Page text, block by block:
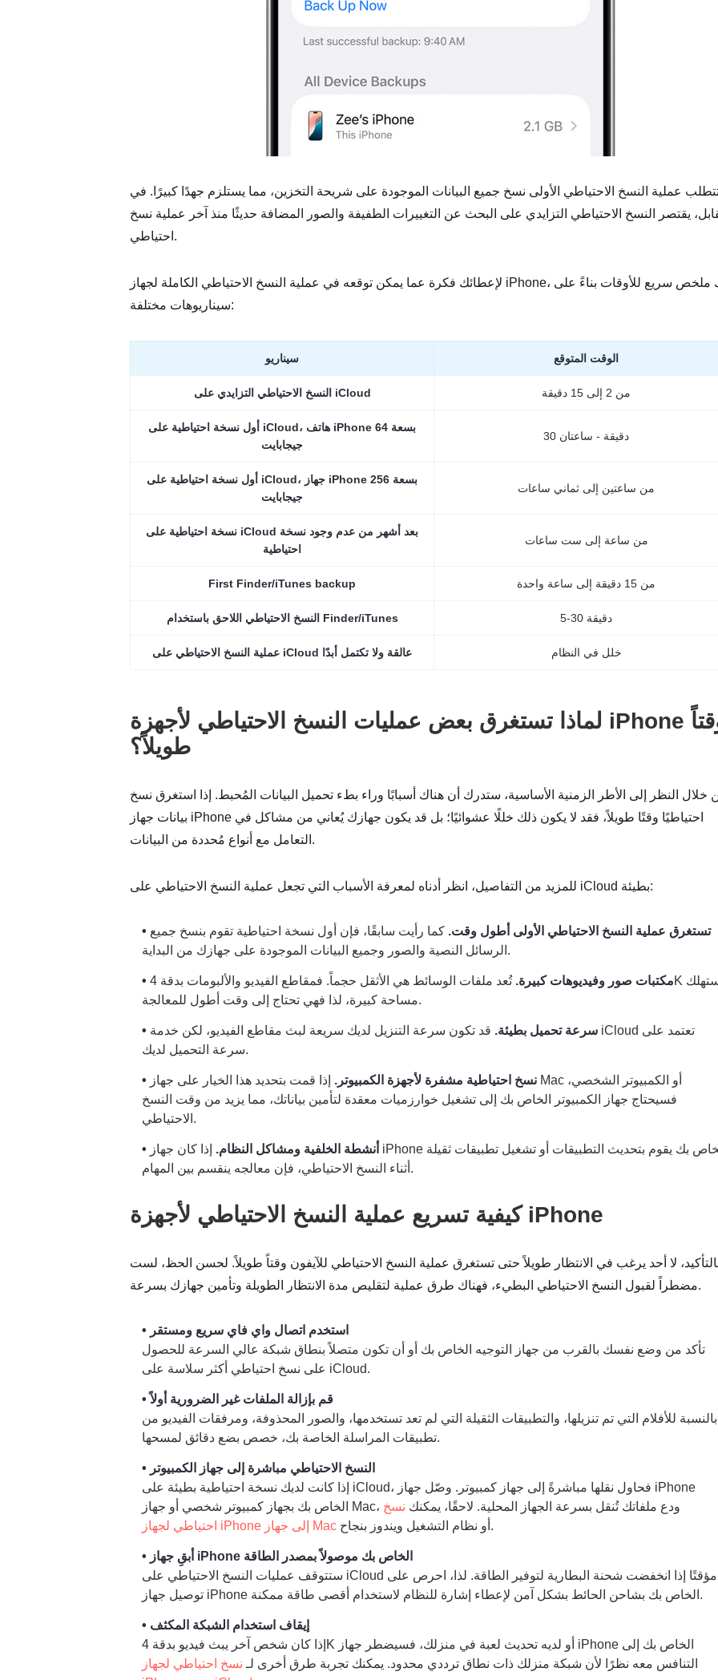
عملية النسخ الاحتياطي الأولى نسخ جميع البيانات الموجودة على شريحة التخزين، مما يستلزم جهدًا كبيرًا. في
يقتصر النسخ الاحتياطي التزايدي على البحث عن التغييرات الطفيفة والصور المضافة حديثًا منذ آخر عملية نسخ
احتياطي.
لإعطائك فكرة عما يمكن توقعه في عملية النسخ الاحتياطي الكاملة لجهاز iPhone، إليك ملخص سريع للأوقات بناءً على
سيناريوهات مختلفة:
سيناريو الوقت المتوقع
النسخ الاحتياطي التزايدي على iCloud من 2 إلى 15 دقيقة
أول نسخة احتياطية على iCloud، هاتف iPhone بسعة 64
جيجابايت
30 دقيقة - ساعتان
أول نسخة احتياطية على iCloud، جهاز iPhone بسعة 256
جيجابايت
من ساعتين إلى ثماني ساعات
نسخة احتياطية على iCloud بعد أشهر من عدم وجود نسخة
احتياطية
من ساعة إلى ست ساعات
First Finder/iTunes backup من 15 دقيقة إلى ساعة واحدة
النسخ الاحتياطي اللاحق باستخدام Finder/iTunes 5-30 دقيقة
عملية النسخ الاحتياطي على iCloud عالقة ولا تكتمل أبدًا خلل في النظام
لماذا تستغرق بعض عمليات النسخ الاحتياطي لأجهزة iPhone وقتاً
طويلاً؟
خلال النظر إلى الأطر الزمنية الأساسية، ستدرك أن هناك أسبابًا وراء بطء تحميل البيانات المُحبط. إذا استغرق نسخ
بيانات جهاز iPhone احتياطيًا وقتًا طويلاً، فقد لا يكون ذلك خللًا عشوائيًا؛ بل قد يكون جهازك يُعاني من مشاكل في
التعامل مع أنواع مُحددة من البيانات.
للمزيد من التفاصيل، انظر أدناه لمعرفة الأسباب التي تجعل عملية النسخ الاحتياطي على iCloud بطيئة:
• تستغرق عملية النسخ الاحتياطي الأولى أطول وقت. كما رأيت سابقًا، فإن أول نسخة احتياطية تقوم بنسخ جميع
الرسائل النصية والصور وجميع البيانات الموجودة على جهازك من البداية.
• مكتبات صور وفيديوهات كبيرة.
تُعد ملفات الوسائط هي الأثقل حجماً. فمقاطع الفيديو والألبومات بدقة 4K تستهلك
مساحة كبيرة، لذا فهي تحتاج إلى وقت أطول للمعالجة.
• سرعة تحميل بطيئة. قد تكون سرعة التنزيل لديك سريعة لبث مقاطع الفيديو، لكن خدمة iCloud تعتمد على
سرعة التحميل لديك.
• نسخ احتياطية مشفرة لأجهزة الكمبيوتر. إذا قمت بتحديد هذا الخيار على جهاز Mac أو الكمبيوتر الشخصي،
فسيحتاج جهاز الكمبيوتر الخاص بك إلى تشغيل خوارزميات معقدة لتأمين بياناتك، مما يزيد من وقت النسخ
الاحتياطي.
• أنشطة الخلفية ومشاكل النظام. إذا كان جهاز iPhone الخاص بك يقوم بتحديث التطبيقات أو تشغيل تطبيقات ثقيلة
أثناء النسخ الاحتياطي، فإن معالجه ينقسم بين المهام.
كيفية تسريع عملية النسخ الاحتياطي لأجهزة iPhone
لا أحد يرغب في الانتظار طويلاً حتى تستغرق عملية النسخ الاحتياطي للآيفون وقتاً طويلاً. لحسن الحظ، لست
مضطراً لقبول النسخ الاحتياطي البطيء، فهناك طرق عملية لتقليص مدة الانتظار الطويلة وتأمين جهازك بسرعة.
• استخدم اتصال واي فاي سريع ومستقر
تأكد من وضع نفسك بالقرب من جهاز التوجيه الخاص بك أو أن تكون متصلاً بنطاق شبكة عالي السرعة للحصول
على نسخ احتياطي أكثر سلاسة على iCloud.
• قم بإزالة الملفات غير الضرورية أولاً
بالنسبة للأفلام التي تم تنزيلها، والتطبيقات الثقيلة التي لم تعد تستخدمها، والصور المحذوفة، ومرفقات الفيديو من
تطبيقات المراسلة الخاصة بك، خصص بضع دقائق لمسحها.
• النسخ الاحتياطي مباشرة إلى جهاز الكمبيوتر
إذا كانت لديك نسخة احتياطية بطيئة على iCloud، فحاول نقلها مباشرةً إلى جهاز كمبيوتر. وصّل جهاز iPhone
الخاص بك بجهاز كمبيوتر شخصي أو جهاز Mac، ودع ملفاتك تُنقل بسرعة الجهاز المحلية. لاحقًا، يمكنك نسخ
احتياطي لجهاز iPhone إلى جهاز Mac
أو نظام التشغيل ويندوز بنجاح.
• أبقِ جهاز iPhone الخاص بك موصولاً بمصدر الطاقة
ستتوقف عمليات النسخ الاحتياطي على iCloud مؤقتًا إذا انخفضت شحنة البطارية لتوفير الطاقة. لذا، احرص على
توصيل جهاز iPhone الخاص بك بشاحن الحائط بشكل آمن لإعطاء إشارة للنظام لاستخدام أقصى طاقة ممكنة.
• إيقاف استخدام الشبكة المكثف
إذا كان شخص آخر يبث فيديو بدقة 4K أو لديه تحديث لعبة في منزلك، فسيضطر جهاز iPhone الخاص بك إلى
التنافس معه نظرًا لأن شبكة منزلك ذات نطاق ترددي محدود. يمكنك تجربة طرق أخرى لـ نسخ احتياطي لجهاز